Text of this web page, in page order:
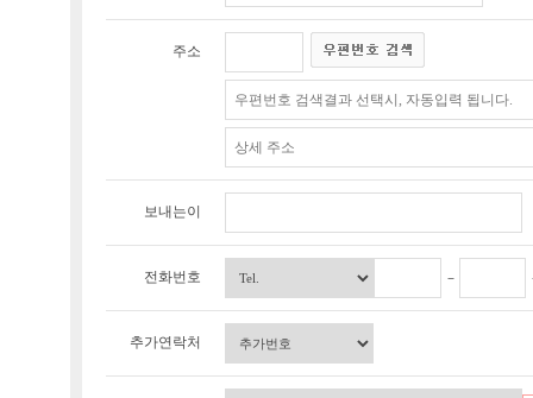
주소
보내는이
전화번호
추가연락처